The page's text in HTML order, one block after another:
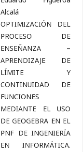
Alcalá
OPTIMIZACIÓN DEL
PROCESO DE
ENSEÑANZA –
APRENDIZAJE DE
LÍMITE Y
CONTINUIDAD DE
FUNCIONES
MEDIANTE EL USO
DE GEOGEBRA EN EL
PNF DE INGENIERÍA
EN INFORMÁTICA.